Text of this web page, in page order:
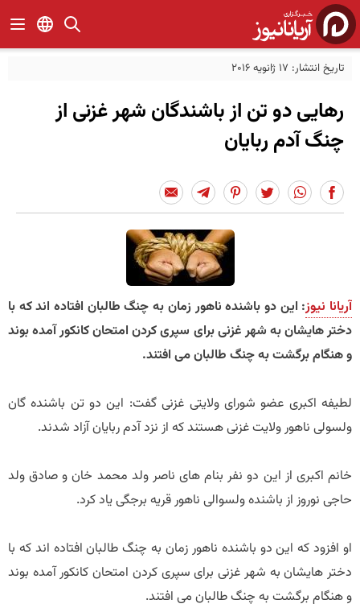
تاریخ انتشار: 17 ژانویه 2016
رهایی دو تن از باشندگان شهر غزنی از
چنگ آدم ربایان
آریانا نیوز: این دو باشنده ناهور زمان به چنگ طالبان افتاده اند که با
دختر هایشان به شهر غزنی برای سپری کردن امتحان کانکور آمده بوند
و هنگام برگشت به چنگ طالبان می افتند.
لطیفه اکبری عضو شورای ولایتی غزنی گفت: این دو تن باشنده گان
ولسولی ناهور ولایت غزنی هستند که از نزد آدم ربایان آزاد شدند.
خانم اکبری از این دو نفر بنام های ناصر ولد محمد خان و صادق ولد
حاجی نوروز از باشنده ولسوالی ناهور قریه برجگی یاد کرد.
او افزود که این دو باشنده ناهور زمان به چنگ طالبان افتاده اند که با
دختر هایشان به شهر غزنی برای سپری کردن امتحان کانکور آمده بوند
و هنگام برگشت به چنگ طالبان می افتند.